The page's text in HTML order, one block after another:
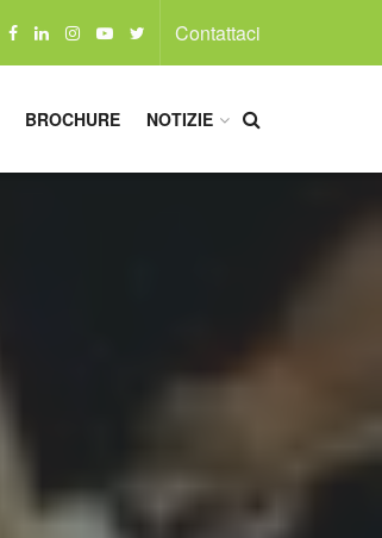
Contattaci
BROCHURE NOTIZIE